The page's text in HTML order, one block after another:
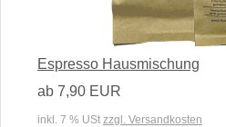
Espresso Hausmischung
ab 7,90 EUR
inkl. 7 % USt zzgl. Versandkosten